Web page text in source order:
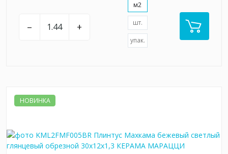
– +
м2
шт.
упак.
НОВИНКА